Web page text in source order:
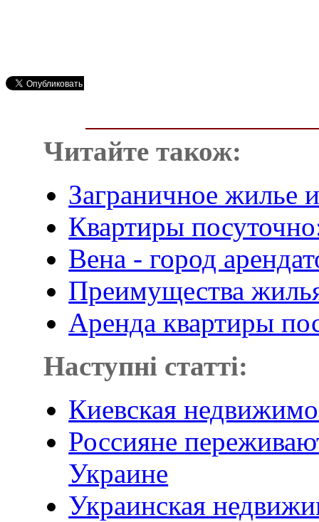
Читайте також:
Заграничное жилье
Квартиры
Вена - город
Преимущества
Аренда квартиры
Наступні статті:
Киевская
Россияне
Украине
Украинская